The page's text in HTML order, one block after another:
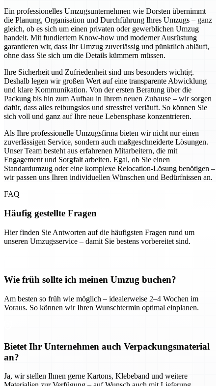
Ein professionelles Umzugsunternehmen wie Dorsten übernimmt
die Planung, Organisation und Durchführung Ihres Umzugs – ganz
gleich, ob es sich um einen privaten oder gewerblichen Umzug
handelt. Mit fundiertem Know-how und moderner Ausrüstung
garantieren wir, dass Ihr Umzug zuverlässig und pünktlich abläuft,
ohne dass Sie sich um die Details kümmern müssen.
Ihre Sicherheit und Zufriedenheit sind uns besonders wichtig.
Deshalb legen wir großen Wert auf eine transparente Abwicklung
und klare Kommunikation. Von der ersten Beratung über die
Packung bis hin zum Aufbau in Ihrem neuen Zuhause – wir sorgen
dafür, dass alles reibungslos und stressfrei verläuft. So können Sie
sich voll und ganz auf Ihre neue Lebensphase konzentrieren.
Als Ihre professionelle Umzugsfirma bieten wir nicht nur einen
zuverlässigen Service, sondern auch maßgeschneiderte Lösungen.
Unser Team besteht aus erfahrenen Mitarbeitern, die mit
Engagement und Sorgfalt arbeiten. Egal, ob Sie einen
Standardumzug oder eine komplexe Relocation-Lösung benötigen –
wir passen uns Ihren individuellen Wünschen und Bedürfnissen an.
FAQ
Häufig gestellte Fragen
Hier finden Sie Antworten auf die häufigsten Fragen rund um
unseren Umzugsservice – damit Sie bestens vorbereitet sind.
Wie früh sollte ich meinen Umzug buchen?
Am besten so früh wie möglich – idealerweise 2–4 Wochen im
Voraus. So können wir Ihren Wunschtermin optimal einplanen.
Bietet Ihr Unternehmen auch Verpackungsmaterial
an?
Ja, wir stellen Ihnen gerne Kartons, Klebeband und weitere